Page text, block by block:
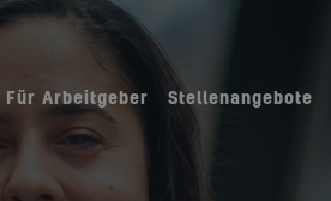
Für Arbeitgeber Stellenangebote